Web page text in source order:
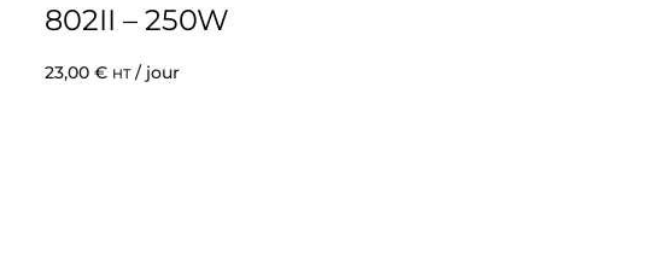
802II – 250W
23,00 € HT/ jour